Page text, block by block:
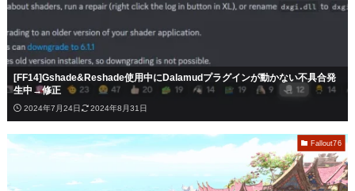
[FF14]Gshade&Reshade使用中にDalamudプラグインが動かない不具合発
生中→修正
2024年7月24日 2024年8月31日
Fallout76